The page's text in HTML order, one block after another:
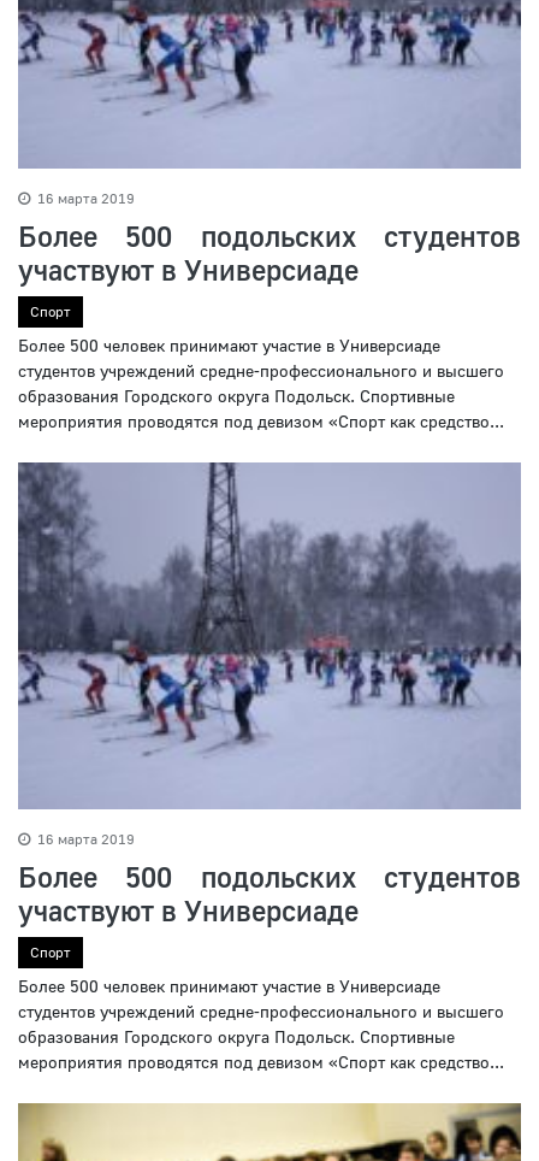
16 марта 2019
Более 500 подольских студентов
участвуют в Универсиаде
Спорт
Более 500 человек принимают участие в Универсиаде
студентов учреждений средне-профессионального и высшего
образования Городского округа Подольск. Спортивные
мероприятия проводятся под девизом «Спорт как средство...
16 марта 2019
Более 500 подольских студентов
участвуют в Универсиаде
Спорт
Более 500 человек принимают участие в Универсиаде
студентов учреждений средне-профессионального и высшего
образования Городского округа Подольск. Спортивные
мероприятия проводятся под девизом «Спорт как средство...